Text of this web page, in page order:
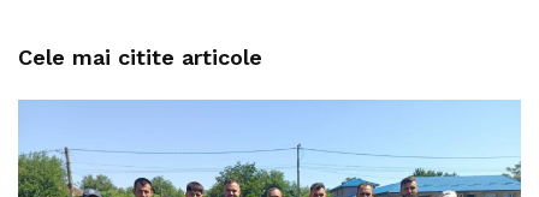
Cele mai citite articole